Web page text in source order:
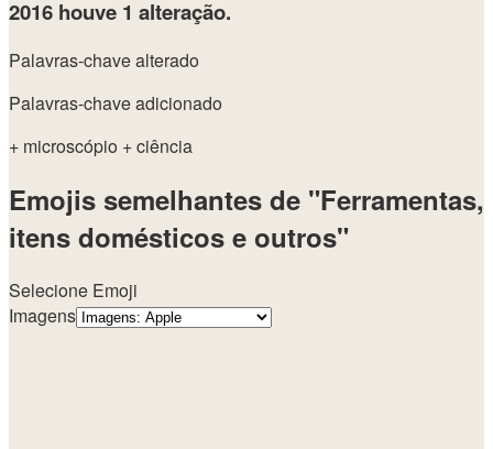
2016 houve 1 alteração.
Palavras-chave alterado
Palavras-chave adicionado
+ microscópio + ciência
Emojis semelhantes de "Ferramentas,
itens domésticos e outros"
Selecione Emoji
Imagens